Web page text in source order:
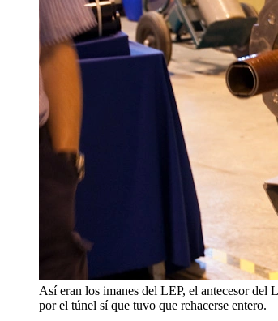
Así eran los imanes del LEP, el antecesor
por el túnel sí que tuvo que rehacerse entero.